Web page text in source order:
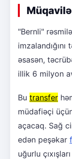
"Bernli"
əsasən,
illik 6 milyon
Bu transfer
müdafiəçi
açacaq. Sağ
edən peşəkar
uğurlu